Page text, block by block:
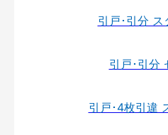
引戸･引分 ス
引戸･引分
引戸･4枚引違